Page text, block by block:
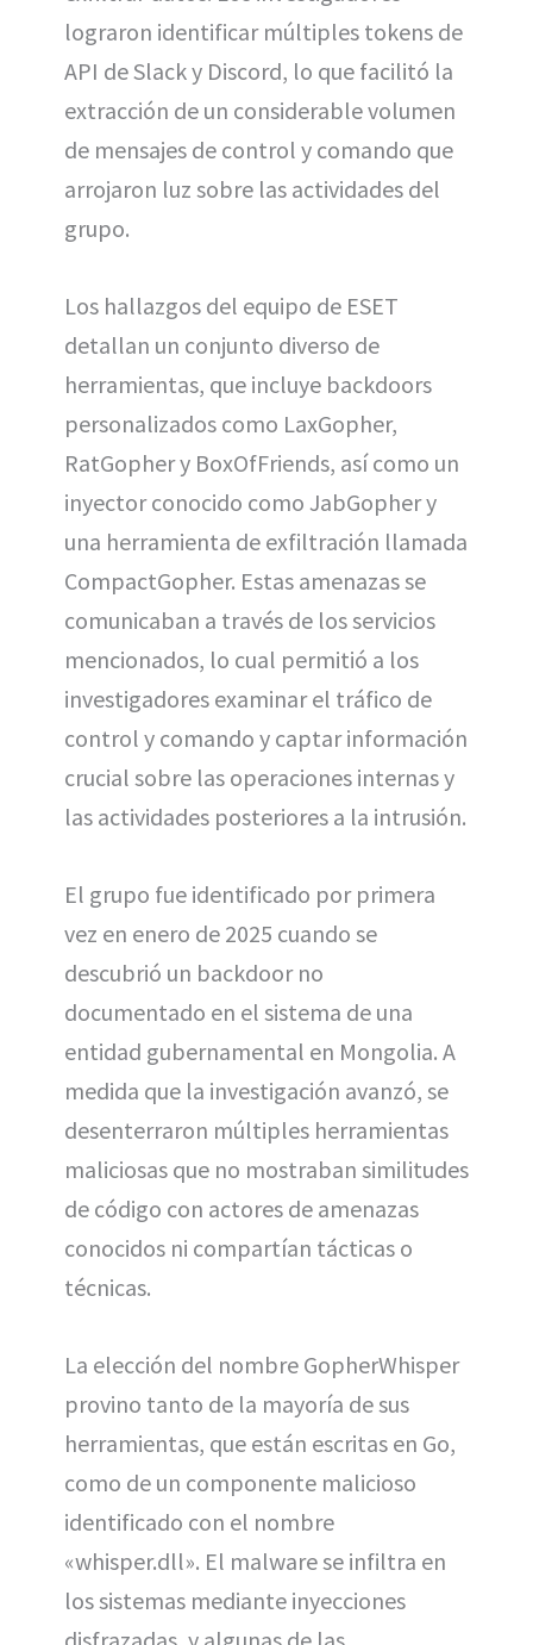
lograron identificar múltiples tokens de
API de Slack y Discord, lo que facilitó la
extracción de un considerable volumen
de mensajes de control y comando que
arrojaron luz sobre las actividades del
grupo.
Los hallazgos del equipo de ESET
detallan un conjunto diverso de
herramientas, que incluye backdoors
personalizados como LaxGopher,
RatGopher y BoxOfFriends, así como un
inyector conocido como JabGopher y
una herramienta de exfiltración llamada
CompactGopher. Estas amenazas se
comunicaban a través de los servicios
mencionados, lo cual permitió a los
investigadores examinar el tráfico de
control y comando y captar información
crucial sobre las operaciones internas y
las actividades posteriores a la intrusión.
El grupo fue identificado por primera
vez en enero de 2025 cuando se
descubrió un backdoor no
documentado en el sistema de una
entidad gubernamental en Mongolia. A
medida que la investigación avanzó, se
desenterraron múltiples herramientas
maliciosas que no mostraban similitudes
de código con actores de amenazas
conocidos ni compartían tácticas o
técnicas.
La elección del nombre GopherWhisper
provino tanto de la mayoría de sus
herramientas, que están escritas en Go,
como de un componente malicioso
identificado con el nombre
«whisper.dll». El malware se infiltra en
los sistemas mediante inyecciones